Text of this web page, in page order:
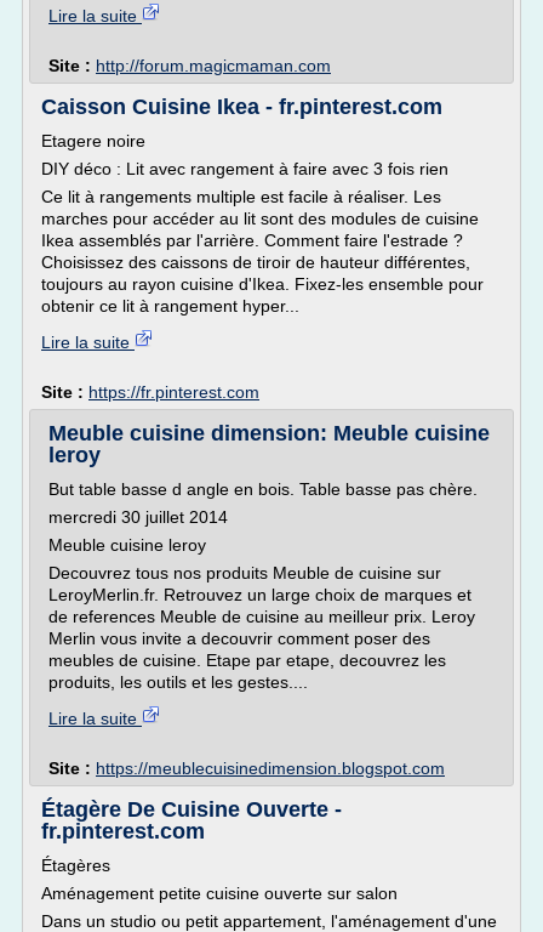
Lire la suite
Site : http://forum.magicmaman.com
Caisson Cuisine Ikea - fr.pinterest.com
Etagere noire
DIY déco : Lit avec rangement à faire avec 3 fois rien
Ce lit à rangements multiple est facile à réaliser. Les
marches pour accéder au lit sont des modules de cuisine
Ikea assemblés par l'arrière. Comment faire l'estrade ?
Choisissez des caissons de tiroir de hauteur différentes,
toujours au rayon cuisine d'Ikea. Fixez-les ensemble pour
obtenir ce lit à rangement hyper...
Lire la suite
Site : https://fr.pinterest.com
Meuble cuisine dimension: Meuble cuisine
leroy
But table basse d angle en bois. Table basse pas chère.
mercredi 30 juillet 2014
Meuble cuisine leroy
Decouvrez tous nos produits Meuble de cuisine sur
LeroyMerlin.fr. Retrouvez un large choix de marques et
de references Meuble de cuisine au meilleur prix. Leroy
Merlin vous invite a decouvrir comment poser des
meubles de cuisine. Etape par etape, decouvrez les
produits, les outils et les gestes....
Lire la suite
Site : https://meublecuisinedimension.blogspot.com
Étagère De Cuisine Ouverte -
fr.pinterest.com
Étagères
Aménagement petite cuisine ouverte sur salon
Dans un studio ou petit appartement, l'aménagement d'une